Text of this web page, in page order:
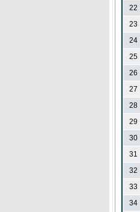
22
23
24
25
26
27
28
29
30
31
32
33
34